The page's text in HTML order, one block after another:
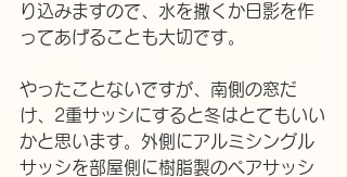
り込みますので、水を撒くか日影を作
ってあげることも大切です。
やったことないですが、南側の窓だ
け、2重サッシにすると冬はとてもいい
かと思います。外側にアルミシングル
サッシを部屋側に樹脂製のペアサッシ